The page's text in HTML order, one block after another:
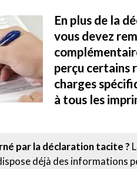
En plus de la
vous devez
perçu certains
charges
à tous les
par la déclaration tacite ?
déjà des informations